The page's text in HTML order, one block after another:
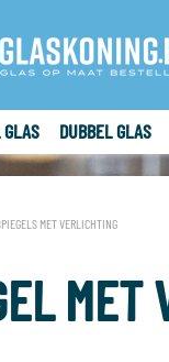
DUBBEL GLAS
MET VERLICHTING
MET